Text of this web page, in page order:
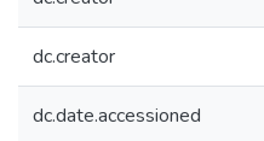
dc.creator
dc.date.accessioned